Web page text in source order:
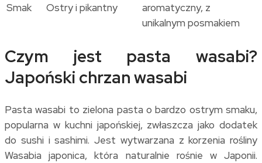
Smak Ostry i pikantny
aromatyczny, z
unikalnym posmakiem
Czym jest pasta wasabi?
Japoński chrzan wasabi
Pasta wasabi to zielona pasta o bardzo ostrym smaku,
popularna w kuchni japońskiej, zwłaszcza jako dodatek
do sushi i sashimi. Jest wytwarzana z korzenia rośliny
Wasabia japonica, która naturalnie rośnie w Japonii.